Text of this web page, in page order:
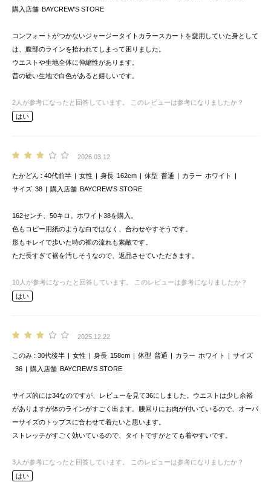
購入店舗 BAYCREW’S STORE
コンフォートがつかないジャージータイトカラースカートを愛用していた身として
は、腹部のラインを拾われてしまって困りました。
ウエストや生地全体に伸縮性があります。
昔の硬い生地で白色があると嬉しいです。
2 人が参考になったと回答しています。
このレビューは参考になりましたか？
はい
2026.03.12
たかどん 40代前半 女性 身長 162cm 体型 普通 カラー ホワイト
サイズ 38 購入店舗 BAYCREW’S STORE
162センチ、50キロ。ホワイト38を購入。
色もコピー用紙のような白ではなく、合わせやすそうです。
形もキレイで歩いた時の裾の流れも素敵です。
ただ長すぎて裾を汚しそうなので、返品させていただきます。
10 人が参考になったと回答しています。
このレビューは参考になりましたか？
はい
2025.12.22
このみ 30代後半 女性 身長 158cm 体型 普通 カラー ホワイト
サイズ
36
購入店舗 BAYCREW’S STORE
サイズ的には34なのですが、レビューを見て36にしました。ウエストは少し余裕
がありますが体のラインがすごく出ます。腰回りにお肉が付いているので、オーバ
ーサイズのトップスに合わせて着たいと思います。
ストレッチがすごく効いているので、タイトですがとても着やすいです。
3 人が参考になったと回答しています。
このレビューは参考になりましたか？
はい